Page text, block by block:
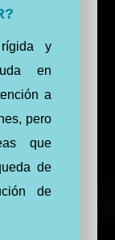
y
en
a
pero
que
de
de